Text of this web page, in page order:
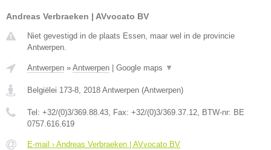
Andreas Verbraeken | AVvocato BV
Niet gevestigd in de plaats Essen, maar wel in de provincie
Antwerpen.
Antwerpen » Antwerpen Google maps ▼
Belgiëlei 173-8, 2018 Antwerpen (Antwerpen)
Tel: +32/(0)3/369.88.43, Fax: +32/(0)3/369.37.12, BTW-nr: BE
0757.616.619
E-mail › Andreas Verbraeken | AVvocato BV